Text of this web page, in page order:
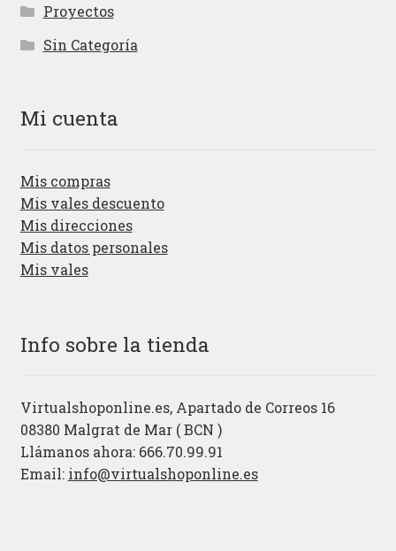
Proyectos
Sin Categoría
Mi cuenta
Mis compras
Mis vales descuento
Mis direcciones
Mis datos personales
Mis vales
Info sobre la tienda
Virtualshoponline.es, Apartado de Correos 16
08380 Malgrat de Mar ( BCN )
Llámanos ahora: 666.70.99.91
Email: info@virtualshoponline.es